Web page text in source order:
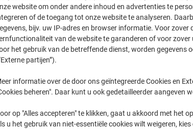
Aantal
10-19 Stuks
Momenteel
Aantal
website om onder andere inhoud en advertenties te
of de toegang tot onze website te analyseren.
bijv. uw IP-adres en browser informatie. Voor zover
van de website te garanderen of voor
het gebruik van de betreffende dienst, worden gegevens
partijen”).
informatie over de door ons geïntegreerde Cookies en
beheren". Daar kunt u ook gedetailleerder aangeven
op "Alles accepteren" te klikken, gaat u akkoord met het
u het gebruik van niet-essentiële cookies wilt weigeren, kies